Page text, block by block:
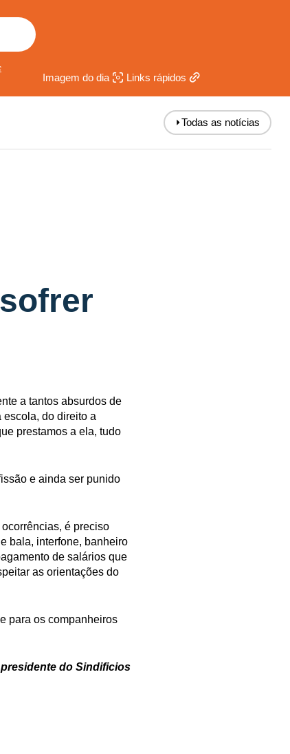
Imagem do dia Links rápidos
⏵Todas as notícias
a tantos absurdos de
do direito a
prestamos a ela, tudo
e ainda ser punido
é preciso
bala, interfone, banheiro
de salários que
as orientações do
para os companheiros
do Sindificios